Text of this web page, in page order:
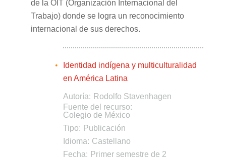
de la OIT (Organización Internacional del
Trabajo) donde se logra un reconocimiento
internacional de sus derechos.
Identidad indígena y multiculturalidad
en América Latina
Autoría: Rodolfo Stavenhagen
Fuente del recurso:
Colegio de México
Tipo: Publicación
Idioma: Castellano
Fecha: Primer semestre de 2